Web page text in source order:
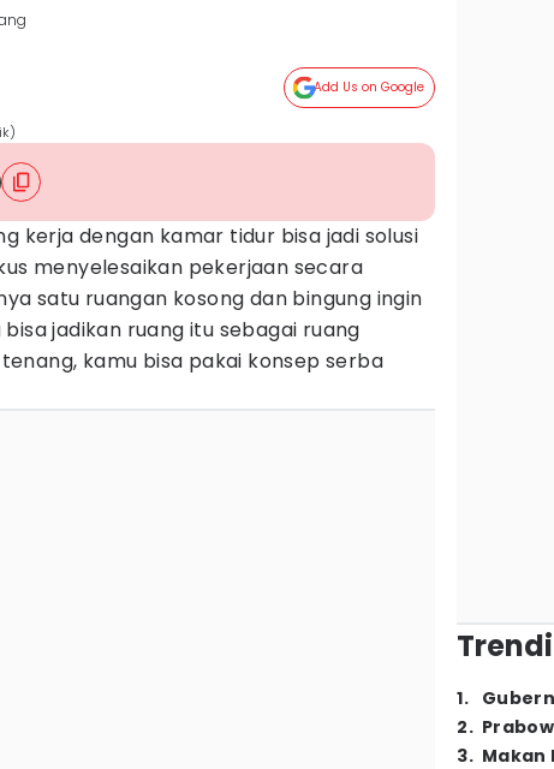
Add Us on Google
kerja dengan kamar tidur bisa jadi solusi
menyelesaikan pekerjaan secara
satu ruangan kosong dan bingung ingin
jadikan ruang itu sebagai ruang
kamu bisa pakai konsep serba
1.
2.
3. Makan